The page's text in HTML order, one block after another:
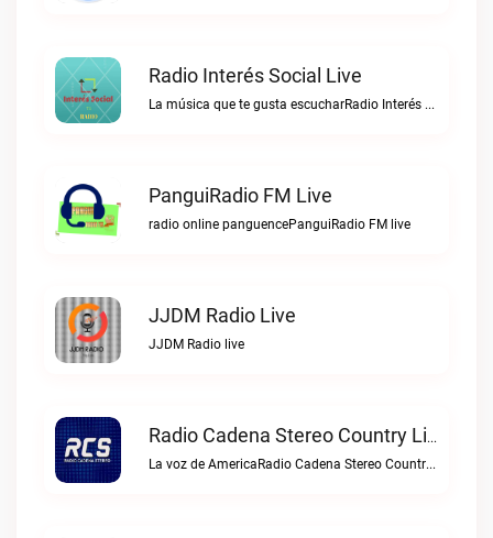
Radio Interés Social Live
La música que te gusta escucharRadio Interés Social live
PanguiRadio FM Live
radio online panguencePanguiRadio FM live
JJDM Radio Live
JJDM Radio live
Radio Cadena Stereo Country Live
La voz de AmericaRadio Cadena Stereo Country live